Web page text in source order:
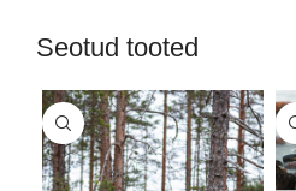
Seotud tooted